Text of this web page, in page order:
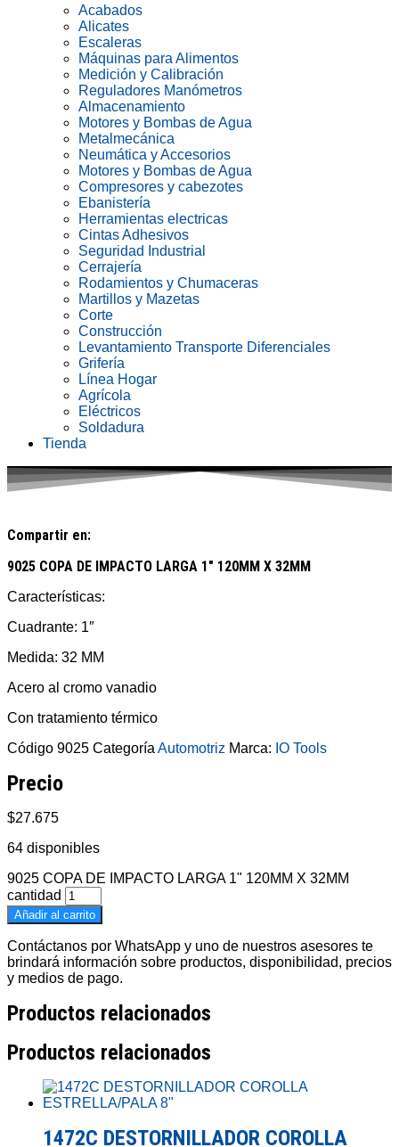
Acabados
Alicates
Escaleras
Máquinas para Alimentos
Medición y Calibración
Reguladores Manómetros
Almacenamiento
Motores y Bombas de Agua
Metalmecánica
Neumática y Accesorios
Motores y Bombas de Agua
Compresores y cabezotes
Ebanistería
Herramientas electricas
Cintas Adhesivos
Seguridad Industrial
Cerrajería
Rodamientos y Chumaceras
Martillos y Mazetas
Corte
Construcción
Levantamiento Transporte Diferenciales
Grifería
Línea Hogar
Agrícola
Eléctricos
Soldadura
Tienda
Compartir en:
9025 COPA DE IMPACTO LARGA 1″ 120MM X 32MM
Características:
Cuadrante: 1″
Medida: 32 MM
Acero al cromo vanadio
Con tratamiento térmico
Código 9025 Categoría Automotriz Marca: IO Tools
Precio
$27.675
64 disponibles
9025 COPA DE IMPACTO LARGA 1" 120MM X 32MM
cantidad
Añadir al carrito
Contáctanos por WhatsApp y uno de nuestros asesores te
brindará información sobre productos, disponibilidad, precios
y medios de pago.
Productos relacionados
Productos relacionados
1472C DESTORNILLADOR COROLLA